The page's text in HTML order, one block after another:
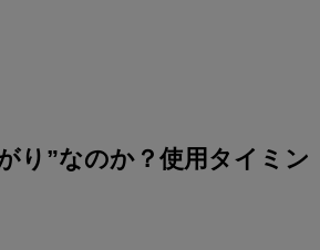
り”なのか？使用タイミン